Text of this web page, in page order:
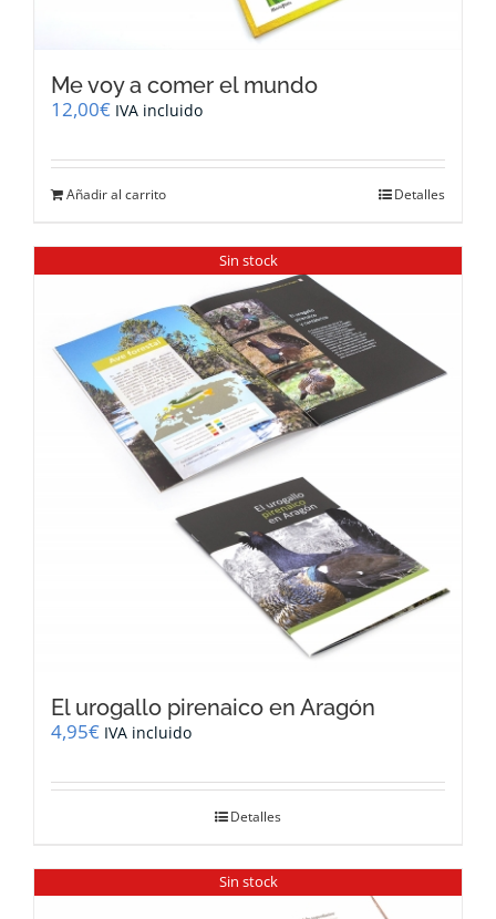
Me voy a comer el mundo
12,00€ IVA incluido
Añadir al carrito Detalles
Sin stock
El urogallo pirenaico en Aragón
4,95€ IVA incluido
Detalles
Sin stock